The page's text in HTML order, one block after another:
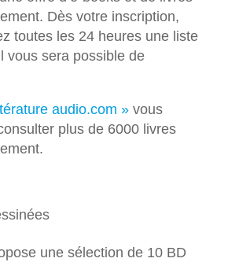
Dès votre inscription,
toutes les 24 heures une liste
vous sera possible de
audio.com »vous
plus de 6000 livres
une sélection de 10 BD